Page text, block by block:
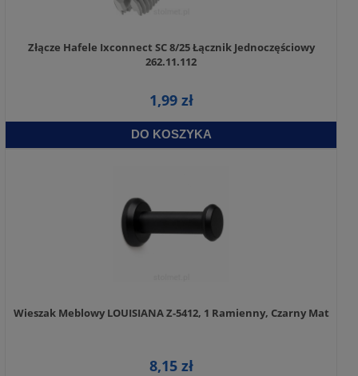
Złącze Hafele Ixconnect SC 8/25 Łącznik Jednoczęściowy
262.11.112
1,99 zł
DO KOSZYKA
Wieszak Meblowy LOUISIANA Z-5412, 1 Ramienny, Czarny Mat
8,15 zł